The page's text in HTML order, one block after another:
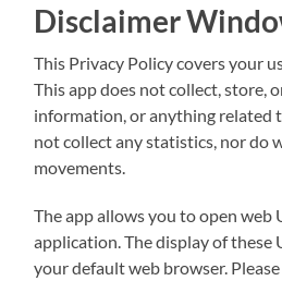
Disclaimer
This Privacy Policy covers your
This app does not collect, store,
information, or anything related
not collect any statistics, nor do
movements.
The app allows you to open web
application. The display of these
your default web browser.